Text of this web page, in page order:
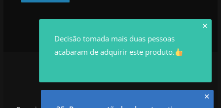
✕
Decisão tomada mais duas pessoas
acabaram de adquirir este produto.
✕